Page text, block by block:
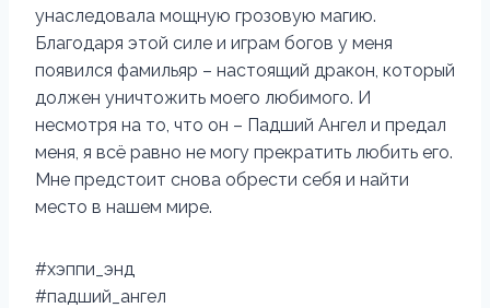
унаследовала мощную грозовую магию.
Благодаря этой силе и играм богов у меня
появился фамильяр – настоящий дракон, который
должен уничтожить моего любимого. И
несмотря на то, что он – Падший Ангел и предал
меня, я всё равно не могу прекратить любить его.
Мне предстоит снова обрести себя и найти
место в нашем мире.
#хэппи_энд
#падший_ангел